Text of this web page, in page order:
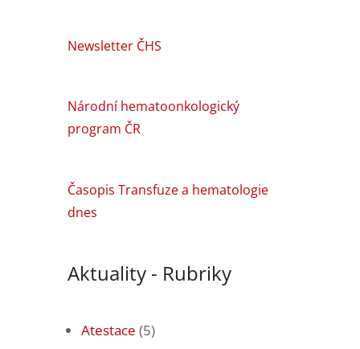
Newsletter ČHS
Národní hematoonkologický
program ČR
Časopis Transfuze a hematologie
dnes
Aktuality - Rubriky
Atestace (5)